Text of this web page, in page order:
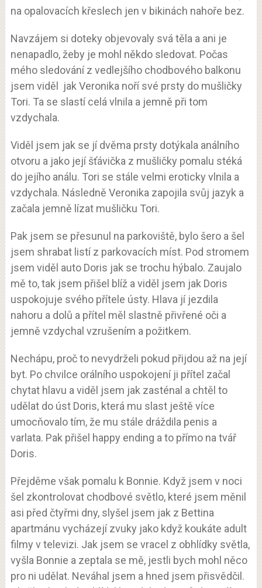
na opalovacích křeslech jen v bikinách nahoře bez.
Navzájem si doteky objevovaly svá těla a ani je
nenapadlo, žeby je mohl někdo sledovat. Počas
mého sledování z vedlejšího chodbového balkonu
jsem viděl jak Veronika noří své prsty do mušličky
Tori. Ta se slastí celá vlnila a jemně při tom
vzdychala.
Viděl jsem jak se jí dvěma prsty dotýkala análního
otvoru a jako její šťávička z mušličky pomalu stéká
do jejího análu. Tori se stále velmi eroticky vlnila a
vzdychala. Následně Veronika zapojila svůj jazyk a
začala jemně lízat mušličku Tori.
Pak jsem se přesunul na parkoviště, bylo šero a šel
jsem shrabat listí z parkovacích míst. Pod stromem
jsem viděl auto Doris jak se trochu hýbalo. Zaujalo
mě to, tak jsem přišel blíž a viděl jsem jak Doris
uspokojuje svého přítele ústy. Hlava jí jezdila
nahoru a dolů a přítel měl slastně přivřené oči a
jemně vzdychal vzrušením a požitkem.
Nechápu, proč to nevydrželi pokud přijdou až na její
byt. Po chvilce orálního uspokojení ji přítel začal
chytat hlavu a viděl jsem jak zasténal a chtěl to
udělat do úst Doris, která mu slast ještě více
umocňovalo tím, že mu stále dráždila penis a
varlata. Pak přišel happy ending a to přímo na tvář
Doris.
Přejděme však pomalu k Bonnie. Když jsem v noci
šel zkontrolovat chodbové světlo, které jsem měnil
asi před čtyřmi dny, slyšel jsem jak z Bettina
apartmánu vycházejí zvuky jako když koukáte adult
filmy v televizi. Jak jsem se vracel z obhlídky světla,
vyšla Bonnie a zeptala se mě, jestli bych mohl něco
pro ni udělat. Neváhal jsem a hned jsem přisvědčil.